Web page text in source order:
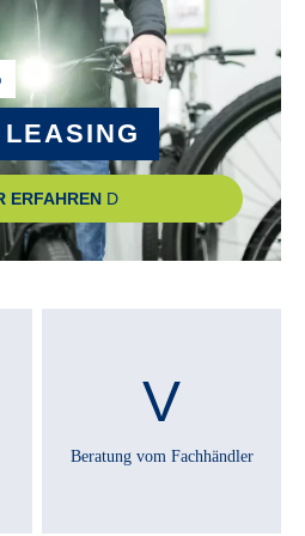
display
Lux
ERFAHREN
Beratung vom Fachhändler